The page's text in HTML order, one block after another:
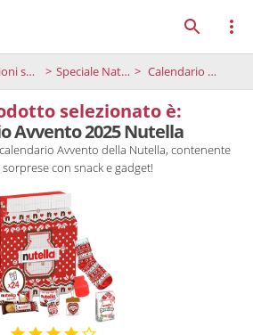
Speciale Natale Calendario Avvento 2025 Nutella
selezionato è:
Avvento 2025 Nutella
calendario Avvento della Nutella, contenente
con snack e gadget!